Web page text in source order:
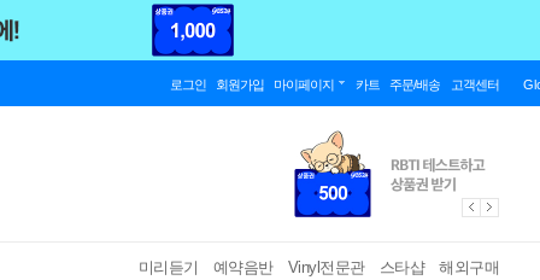
로그인 회원가입 마이페이지 카트 주문/배송 고객센터
미리듣기 예약음반 Vinyl전문관 스타샵 해외구매